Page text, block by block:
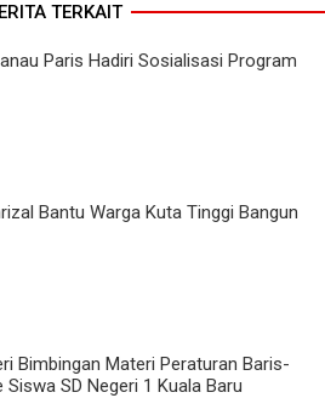
TERKAIT
Paris Hadiri Sosialisasi Program
Bantu Warga Kuta Tinggi Bangun
Bimbingan Materi Peraturan Baris-
Siswa SD Negeri 1 Kuala Baru